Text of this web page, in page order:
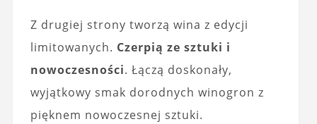
Z drugiej strony tworzą wina z edycji
limitowanych. Czerpią ze sztuki i
nowoczesności. Łączą doskonały,
wyjątkowy smak dorodnych winogron z
pięknem nowoczesnej sztuki.